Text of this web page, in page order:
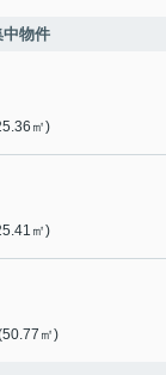
中物件
㎡)
㎡)
㎡)